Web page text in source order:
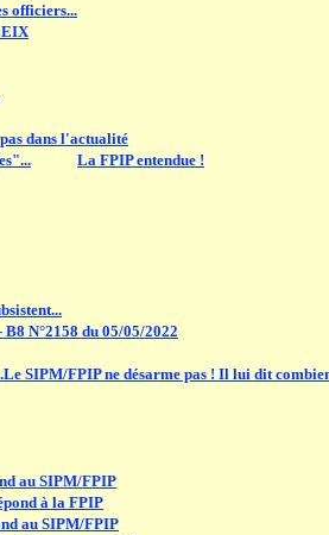
officiers...
dans l'actualité
La FPIP entendue !
N°2158 du 05/05/2022
SIPM/FPIP ne désarme pas ! Il lui dit
au SIPM/FPIP
à la FPIP
au SIPM/FPIP